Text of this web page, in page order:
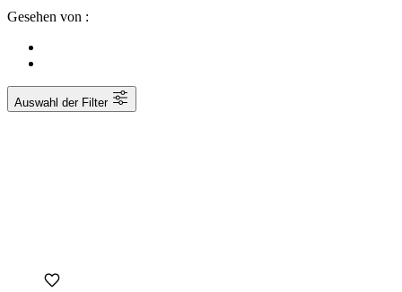
Gesehen von :
Auswahl der Filter